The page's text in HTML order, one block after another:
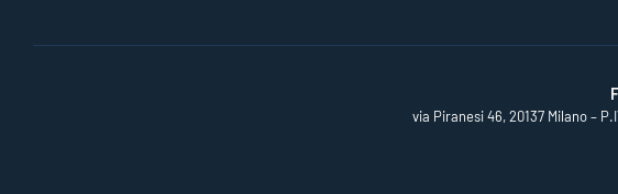
via Piranesi 46, 20137 Milano –